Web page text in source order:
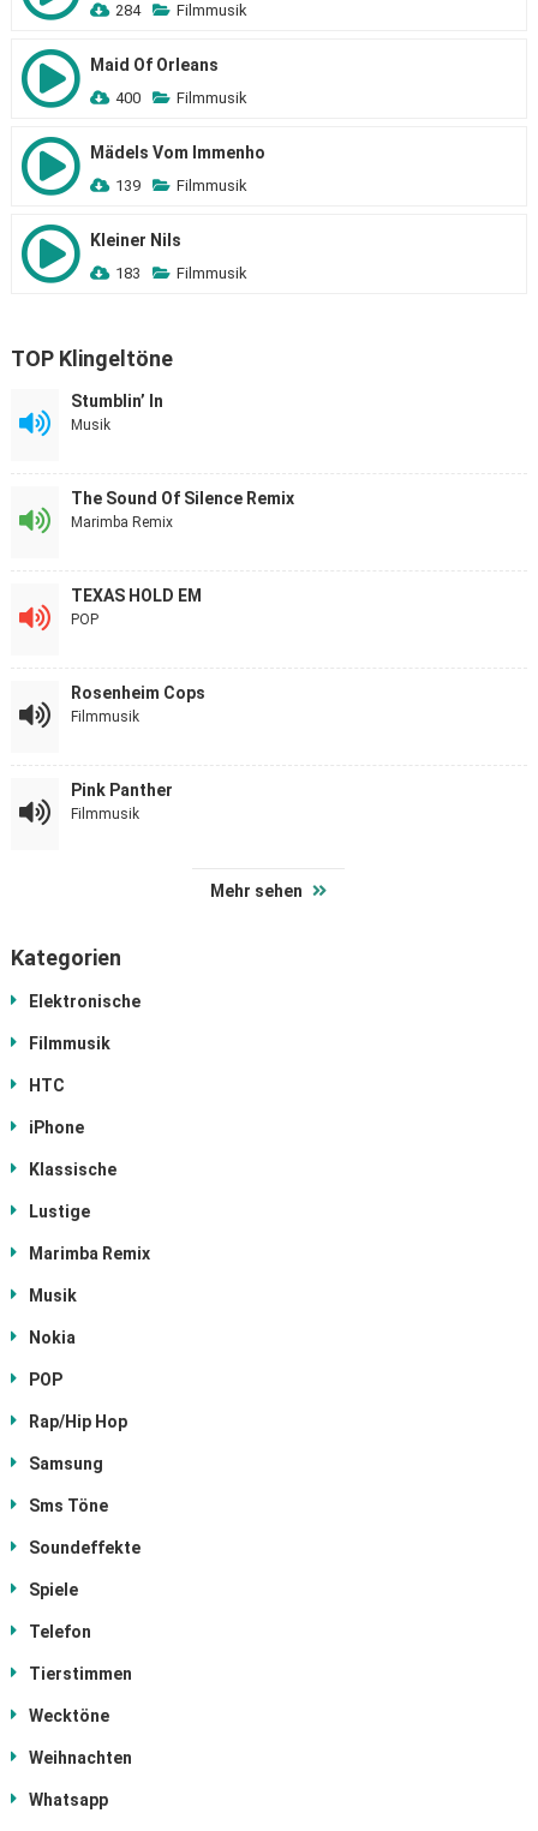
284 Filmmusik
Maid Of Orleans
400 Filmmusik
Mädels Vom Immenho
139 Filmmusik
Kleiner Nils
183 Filmmusik
TOP Klingeltöne
Stumblin’ In
Musik
The Sound Of Silence Remix
Marimba Remix
TEXAS HOLD EM
POP
Rosenheim Cops
Filmmusik
Pink Panther
Filmmusik
Mehr sehen
Kategorien
Elektronische
Filmmusik
HTC
iPhone
Klassische
Lustige
Marimba Remix
Musik
Nokia
POP
Rap/Hip Hop
Samsung
Sms Töne
Soundeffekte
Spiele
Telefon
Tierstimmen
Wecktöne
Weihnachten
Whatsapp